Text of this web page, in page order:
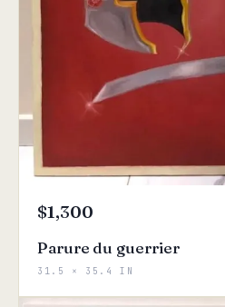
$1,300
Parure du guerrier
31.5 × 35.4 IN